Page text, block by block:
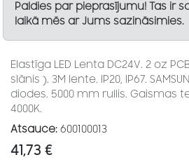
Paldies par pieprasījumu! Tas ir
laikā mēs ar Jums sazināsimies.
Elastīga LED Lenta DC24V. 2 oz
slānis ). 3M lente. IP20, IP67.
diodes. 5000 mm rullis. Gaismas
4000K.
Atsauce: 600100013
41,73 €